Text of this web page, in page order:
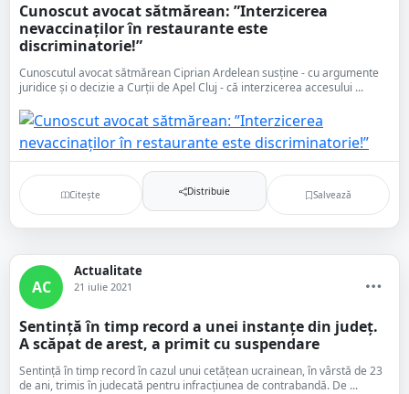
Cunoscut avocat sătmărean: ”Interzicerea
nevaccinaților în restaurante este
discriminatorie!”
Cunoscutul avocat sătmărean Ciprian Ardelean susține - cu argumente
juridice și o decizie a Curții de Apel Cluj - că interzicerea accesului ...
Citește Distribuie Salvează
AC
Actualitate
21 iulie 2021
Sentință în timp record a unei instanțe din județ.
A scăpat de arest, a primit cu suspendare
Sentință în timp record în cazul unui cetățean ucrainean, în vârstă de 23
de ani, trimis în judecată pentru infracțiunea de contrabandă. De ...